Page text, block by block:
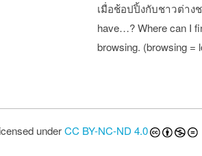
เมื่อช้อปปิ้งกับชาวต่าง
have…? Where can I
browsing. (browsing
navigation
underCC BY-NC-ND 4.0